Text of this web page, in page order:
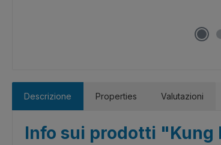
Descrizione Properties Valutazioni
Info sui prodotti "Kung